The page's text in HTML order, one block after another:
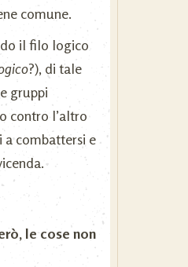
comune.
il filo logico
?), di tale
gruppi
contro l’altro
a combattersi e
le cose non